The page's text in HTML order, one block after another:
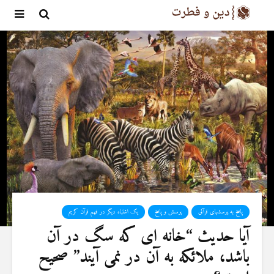
پاسخ به پرسشهای قرآنی پرسش و پاسخ یک اشتباه دیگر در فهم قرآن کریم
آیا حدیث “خانه ای كه سگ در آن
باشد، ملائكه به آن در نمی آیند” صحیح